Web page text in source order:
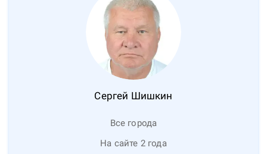
Сергей Шишкин
Все города
На сайте 2 года